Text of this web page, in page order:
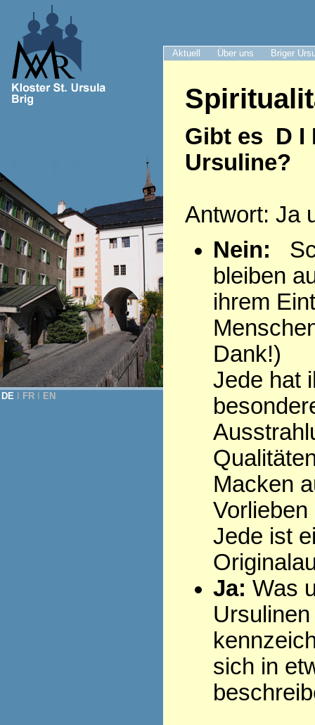
Aktuell Über uns Briger
DE FR EN
Gibt es D I
Ursuline?
Antwort: Ja
Nein:
bleiben
ihrem
Dank!)
Jede hat
Macken
Vorlieben
Jede ist
Ja: Was
Ursulinen
sich in